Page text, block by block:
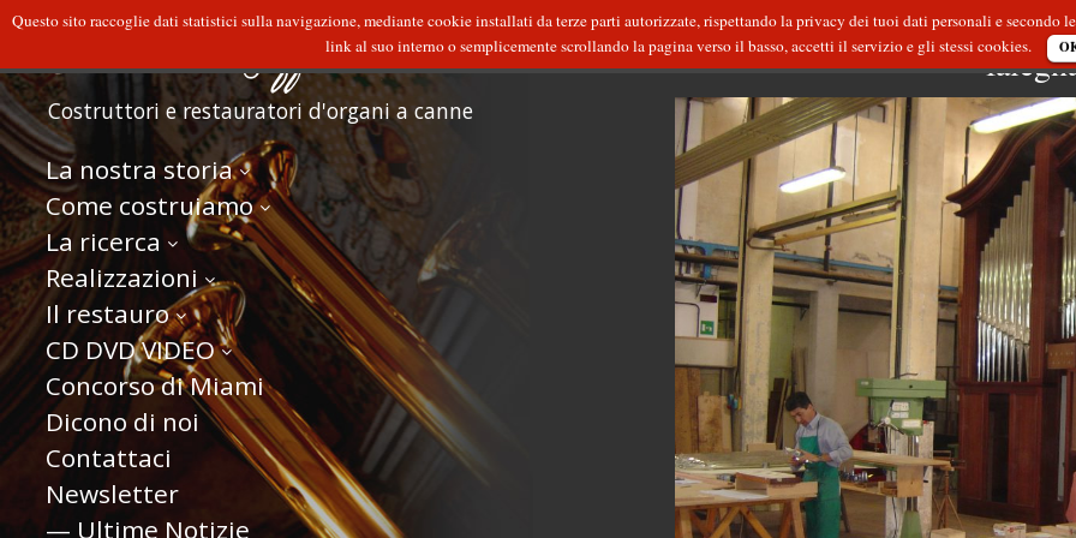
Costruttori e restauratori d'organi a canne
La nostra storia
Come costruiamo
La ricerca
Realizzazioni
Il restauro
CD DVD VIDEO
Concorso di Miami
Dicono di noi
Contattaci
Newsletter
— Ultime Notizie
Questo sito raccoglie dati statistici sulla navigazione, mediante cookie installati da terze parti autorizzate, rispettando la privacy dei tuoi dati personali e secondo
link al suo interno o semplicemente scrollando la pagina verso il basso, accetti il servizio e gli stessi cookies.